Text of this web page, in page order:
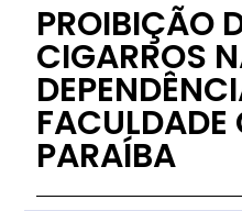
PROIBIÇÃO
CIGARROS
PARAÍBA